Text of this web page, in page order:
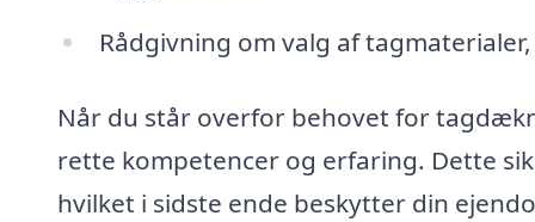
Rådgivning om valg af
Når du står overfor behovet for
rette kompetencer og erfaring. Dette
hvilket i sidste ende beskytter din